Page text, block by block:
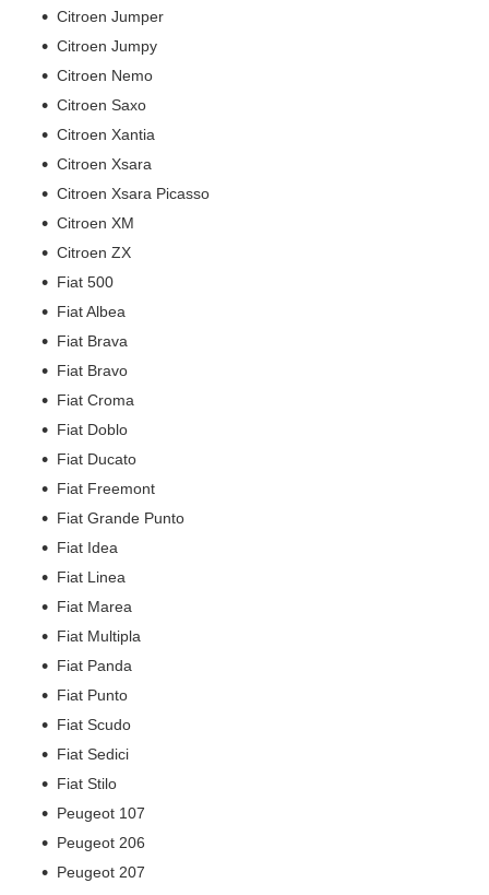
Citroen Jumper
Citroen Jumpy
Citroen Nemo
Citroen Saxo
Citroen Xantia
Citroen Xsara
Citroen Xsara Picasso
Citroen XM
Citroen ZX
Fiat 500
Fiat Albea
Fiat Brava
Fiat Bravo
Fiat Croma
Fiat Doblo
Fiat Ducato
Fiat Freemont
Fiat Grande Punto
Fiat Idea
Fiat Linea
Fiat Marea
Fiat Multipla
Fiat Panda
Fiat Punto
Fiat Scudo
Fiat Sedici
Fiat Stilo
Peugeot 107
Peugeot 206
Peugeot 207